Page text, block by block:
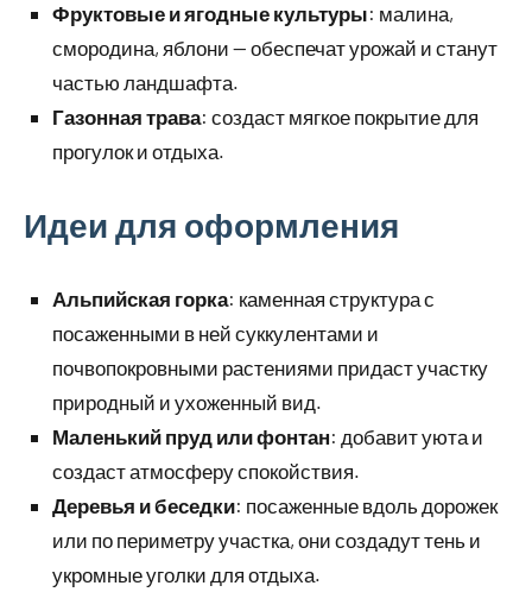
Фруктовые и ягодные культуры: малина,
смородина, яблони — обеспечат урожай и станут
частью ландшафта.
Газонная трава: создаст мягкое покрытие для
прогулок и отдыха.
Идеи для оформления
Альпийская горка: каменная структура с
посаженными в ней суккулентами и
почвопокровными растениями придаст участку
природный и ухоженный вид.
Маленький пруд или фонтан: добавит уюта и
создаст атмосферу спокойствия.
Деревья и беседки: посаженные вдоль дорожек
или по периметру участка, они создадут тень и
укромные уголки для отдыха.